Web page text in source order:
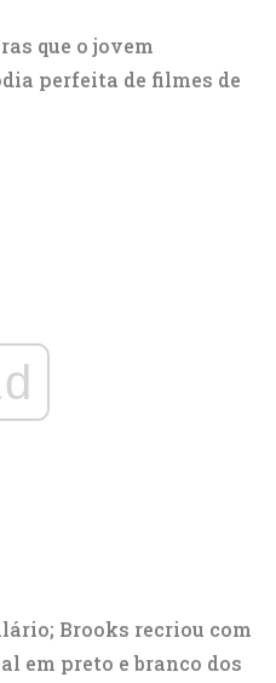
que o jovem
perfeita de filmes de
Brooks recriou com
em preto e branco dos